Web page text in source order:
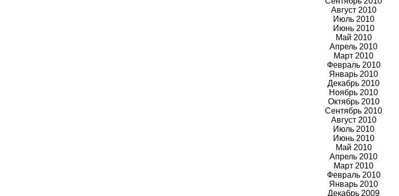
Август 2010
Июль 2010
Июнь 2010
Май 2010
Апрель 2010
Март 2010
Февраль 2010
Январь 2010
Декабрь 2010
Ноябрь 2010
Октябрь 2010
Сентябрь 2010
Август 2010
Июль 2010
Июнь 2010
Май 2010
Апрель 2010
Март 2010
Февраль 2010
Январь 2010
Декабрь 2009